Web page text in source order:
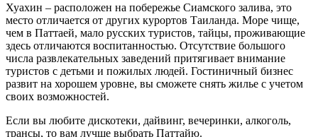
Хуахин – расположен на побережье Сиамского залива, это
место отличается от других курортов Таиланда. Море чище,
чем в Паттаей, мало русских туристов, тайцы, проживающие
здесь отличаются воспитанностью. Отсутствие большого
числа развлекательных заведений притягивает внимание
туристов с детьми и пожилых людей. Гостиничный бизнес
развит на хорошем уровне, вы сможете снять жилье с учетом
своих возможностей.
Если вы любите дискотеки, дайвинг, вечеринки, алкоголь,
трансы, то вам лучше выбрать Паттайю.